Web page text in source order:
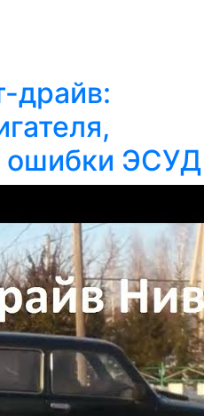
драйв:
ошибки ЭСУД